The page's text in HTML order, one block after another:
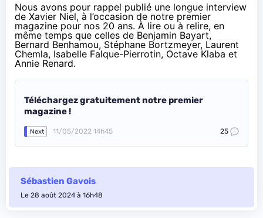
Nous avons pour rappel publié une longue interview
de Xavier Niel, à l’occasion de notre premier
magazine pour nos 20 ans. À lire ou à relire, en
même temps que celles de Benjamin Bayart,
Bernard Benhamou, Stéphane Bortzmeyer, Laurent
Chemla, Isabelle Falque-Pierrotin, Octave Klaba et
Annie Renard.
Téléchargez gratuitement notre premier
magazine !
Next 11/05/2022 14h45 25
Sébastien Gavois
Le 28 août 2024 à 16h48